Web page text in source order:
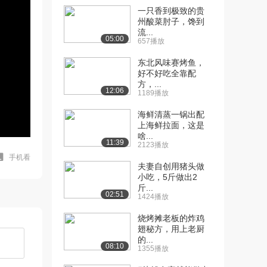
手机看
05:00
一只香到极致的贵
州酸菜肘子，馋到
流...
657播放
12:06
东北风味赛烤鱼，
好不好吃全靠配
方，...
1189播放
11:39
海鲜清蒸一锅出配
上海鲜拉面，这是
啥...
2123播放
02:51
夫妻自创用猪头做
小吃，5斤做出2
斤...
1424播放
08:10
烧烤摊老板的炸鸡
翅秘方，用上老厨
的...
1355播放